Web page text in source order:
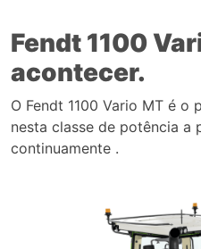
Fendt 1100
acontecer.
O Fendt 1100 Vario MT é
nesta classe de potência a
continuamente .